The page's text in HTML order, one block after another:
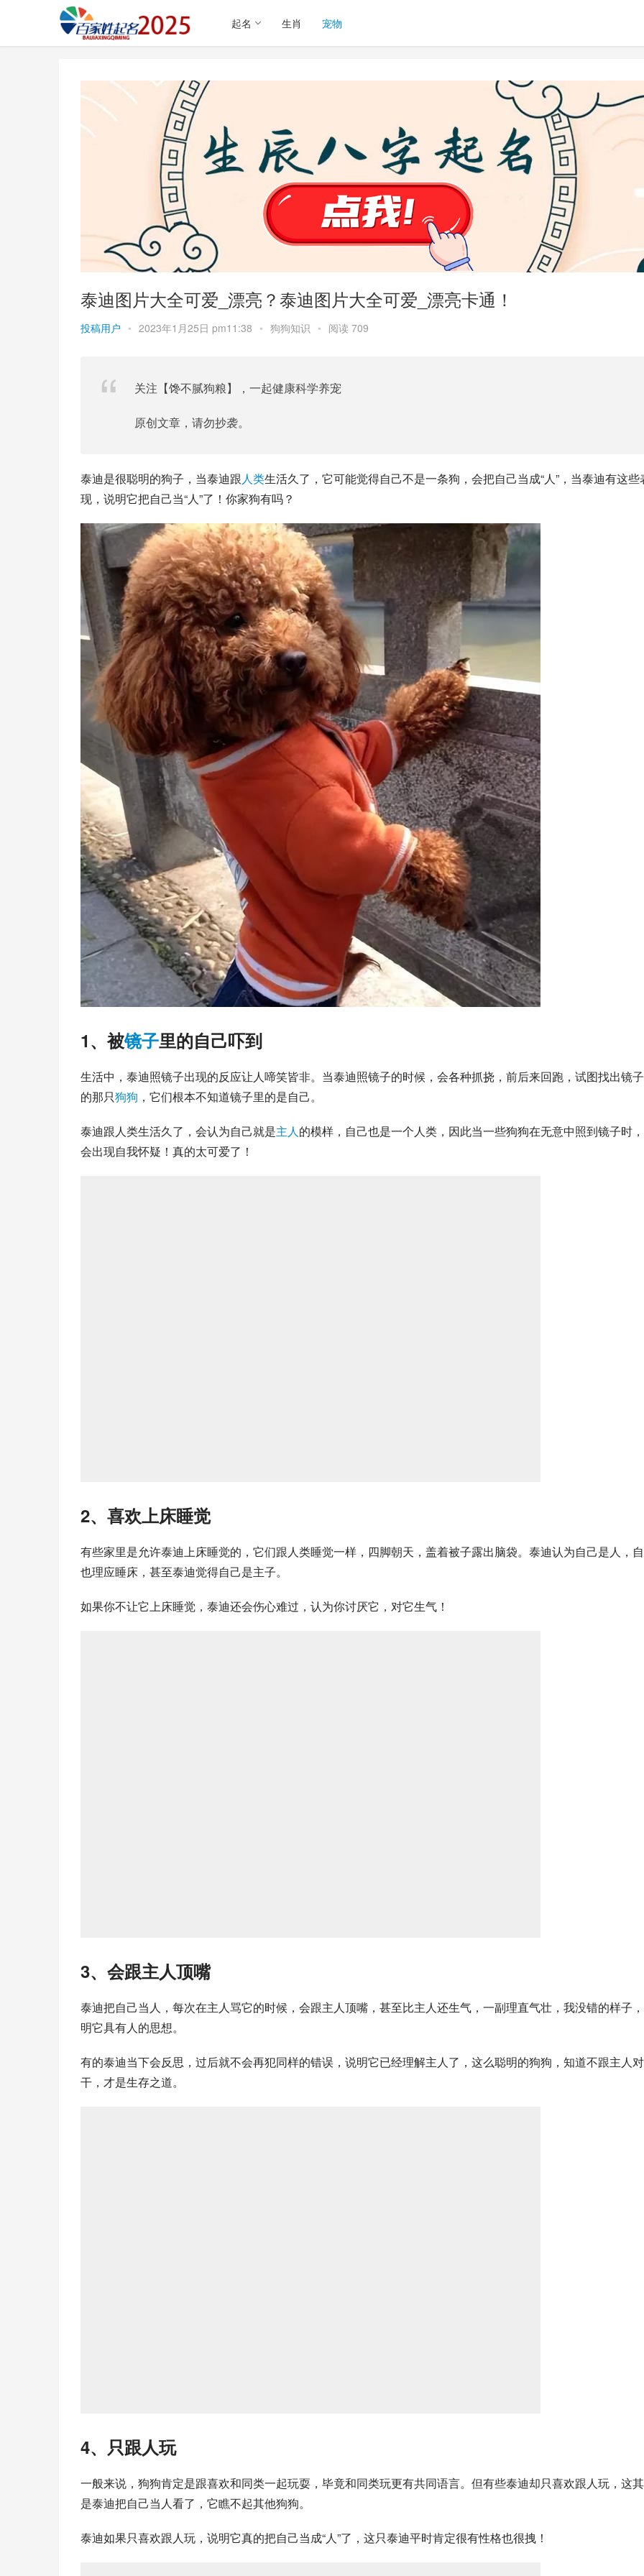
起名 生肖 宠物
泰迪图片大全可爱_漂亮？泰迪图片大全可爱_漂亮卡通！
投稿用户 • 2023年1月25日 pm11:38 • 狗狗知识 • 阅读 709
关注【馋不腻狗粮】，一起健康科学养宠
原创文章，请勿抄袭。
泰迪是很聪明的狗子，当泰迪跟人类生活久了，它可能觉得自己不是一条狗，会把自己当成“人”，当泰迪有这些
现，说明它把自己当“人”了！你家狗有吗？
1、被镜子里的自己吓到
生活中，泰迪照镜子出现的反应让人啼笑皆非。当泰迪照镜子的时候，会各种抓挠，前后来回跑，试图找出镜
的那只狗狗 ，它们根本不知道镜子里的是自己。
泰迪跟人类生活久了，会认为自己就是主人的模样，自己也是一个人类，因此当一些狗狗在无意中照到镜子时
会出现自我怀疑！真的太可爱了！
2、喜欢上床睡觉
有些家里是允许泰迪上床睡觉的，它们跟人类睡觉一样，四脚朝天，盖着被子露出脑袋。泰迪认为自己是人，
也理应睡床，甚至泰迪觉得自己是主子。
如果你不让它上床睡觉，泰迪还会伤心难过，认为你讨厌它，对它生气！
3、会跟主人顶嘴
泰迪把自己当人，每次在主人骂它的时候，会跟主人顶嘴，甚至比主人还生气，一副理直气壮，我没错的样子
明它具有人的思想。
有的泰迪当下会反思，过后就不会再犯同样的错误，说明它已经理解主人了，这么聪明的狗狗，知道不跟主人
干，才是生存之道。
4、只跟人玩
一般来说，狗狗肯定是跟喜欢和同类一起玩耍，毕竟和同类玩更有共同语言。但有些泰迪却只喜欢跟人玩，这
是泰迪把自己当人看了，它瞧不起其他狗狗。
泰迪如果只喜欢跟人玩，说明它真的把自己当成“人”了，这只泰迪平时肯定很有性格也很拽！